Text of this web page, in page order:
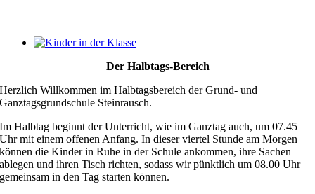
Der Halbtags-Bereich
Herzlich Willkommen im Halbtagsbereich der Grund- und
Ganztagsgrundschule Steinrausch.
Im Halbtag beginnt der Unterricht, wie im Ganztag auch, um 07.45
Uhr mit einem offenen Anfang. In dieser viertel Stunde am Morgen
können die Kinder in Ruhe in der Schule ankommen, ihre Sachen
ablegen und ihren Tisch richten, sodass wir pünktlich um 08.00 Uhr
gemeinsam in den Tag starten können.